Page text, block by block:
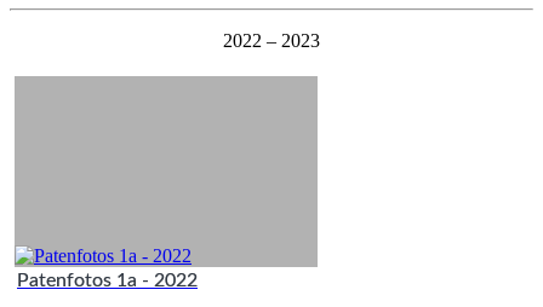
2022 – 2023
Patenfotos 1a - 2022